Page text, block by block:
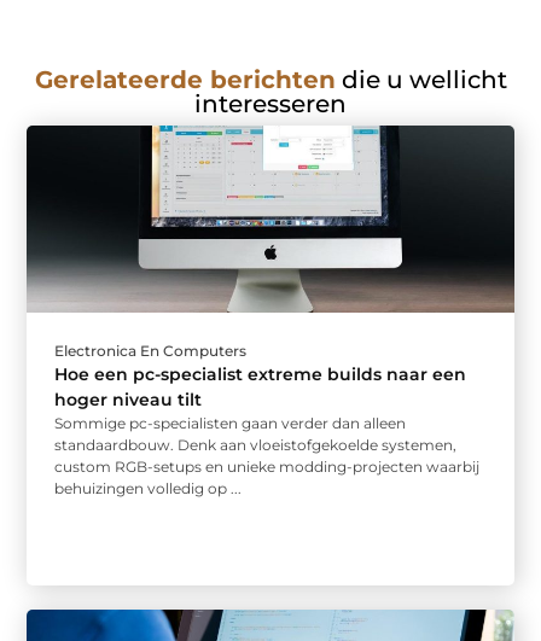
Gerelateerde berichten die u wellicht
interesseren
Electronica En Computers
Hoe een pc-specialist extreme builds naar een
hoger niveau tilt
Sommige pc-specialisten gaan verder dan alleen
standaardbouw. Denk aan vloeistofgekoelde systemen,
custom RGB-setups en unieke modding-projecten waarbij
behuizingen volledig op ...